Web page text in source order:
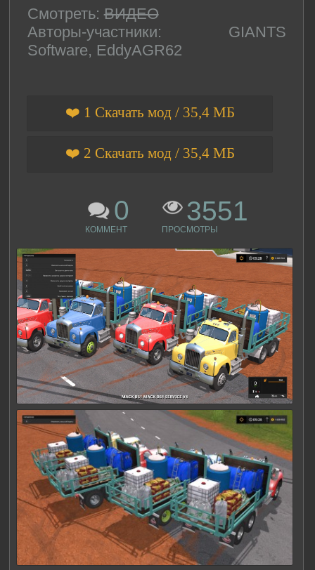
Смотреть: ВИДЕО
Авторы-участники: GIANTS
Software, EddyAGR62
❤️ 1 Скачать мод / 35,4 МБ
❤️ 2 Скачать мод / 35,4 МБ
0
КОММЕНТ
3551
ПРОСМОТРЫ